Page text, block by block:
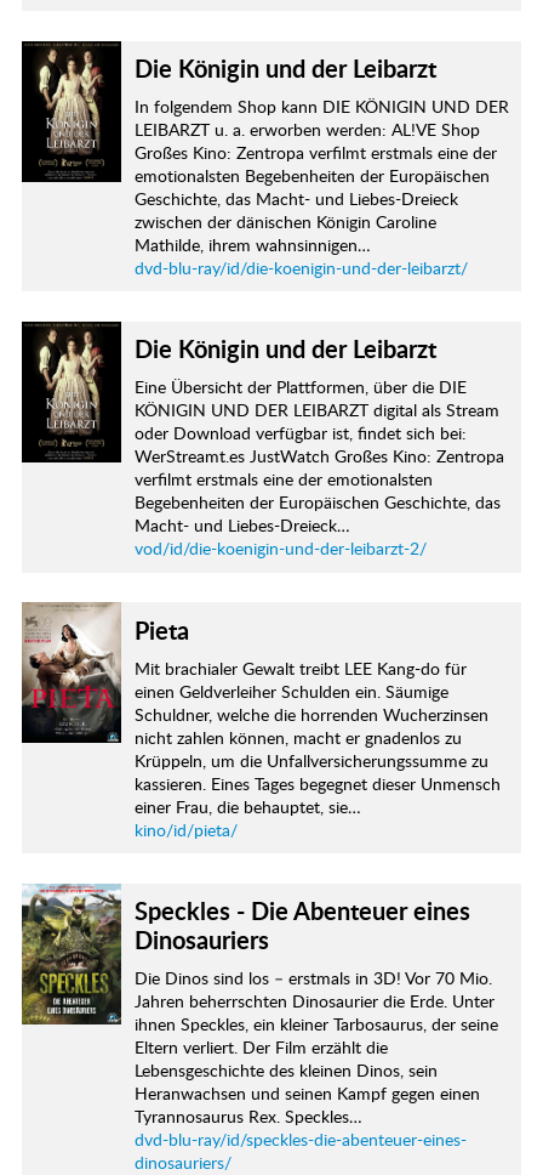
Die Königin und der Leibarzt
In folgendem Shop kann DIE KÖNIGIN UND DER
LEIBARZT u. a. erworben werden: AL!VE Shop
Großes Kino: Zentropa verfilmt erstmals eine der
emotionalsten Begebenheiten der Europäischen
Geschichte, das Macht- und Liebes-Dreieck
zwischen der dänischen Königin Caroline
Mathilde, ihrem wahnsinnigen…
dvd-blu-ray/id/die-koenigin-und-der-leibarzt/
Die Königin und der Leibarzt
Eine Übersicht der Plattformen, über die DIE
KÖNIGIN UND DER LEIBARZT digital als Stream
oder Download verfügbar ist, findet sich bei:
WerStreamt.es JustWatch Großes Kino: Zentropa
verfilmt erstmals eine der emotionalsten
Begebenheiten der Europäischen Geschichte, das
Macht- und Liebes-Dreieck…
vod/id/die-koenigin-und-der-leibarzt-2/
Pieta
Mit brachialer Gewalt treibt LEE Kang-do für
einen Geldverleiher Schulden ein. Säumige
Schuldner, welche die horrenden Wucherzinsen
nicht zahlen können, macht er gnadenlos zu
Krüppeln, um die Unfallversicherungssumme zu
kassieren. Eines Tages begegnet dieser Unmensch
einer Frau, die behauptet, sie…
kino/id/pieta/
Speckles - Die Abenteuer eines
Dinosauriers
Die Dinos sind los – erstmals in 3D! Vor 70 Mio.
Jahren beherrschten Dinosaurier die Erde. Unter
ihnen Speckles, ein kleiner Tarbosaurus, der seine
Eltern verliert. Der Film erzählt die
Lebensgeschichte des kleinen Dinos, sein
Heranwachsen und seinen Kampf gegen einen
Tyrannosaurus Rex. Speckles…
dvd-blu-ray/id/speckles-die-abenteuer-eines-
dinosauriers/